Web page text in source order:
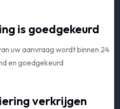
is goedgekeurd
uw aanvraag wordt binnen 24
en goedgekeurd
verkrijgen